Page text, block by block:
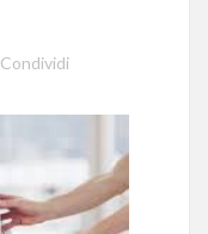
Condividi